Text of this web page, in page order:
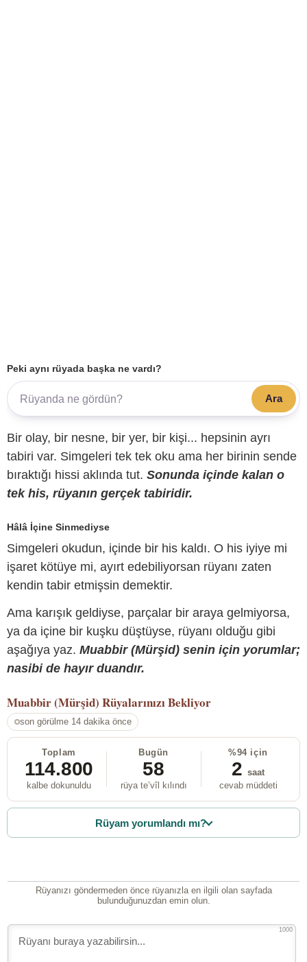
Peki aynı rüyada başka ne vardı?
Ara
Bir olay, bir nesne, bir yer, bir kişi... hepsinin ayrı
tabiri var. Simgeleri tek tek oku ama her birinin sende
bıraktığı hissi aklında tut. Sonunda içinde kalan o
tek his, rüyanın gerçek tabiridir.
Hâlâ İçine Sinmediyse
Simgeleri okudun, içinde bir his kaldı. O his iyiye mi
işaret kötüye mi, ayırt edebiliyorsan rüyanı zaten
kendin tabir etmişsin demektir.
Ama karışık geldiyse, parçalar bir araya gelmiyorsa,
ya da içine bir kuşku düştüyse, rüyanı olduğu gibi
aşağıya yaz. Muabbir (Mürşid) senin için yorumlar;
nasibi de hayır duandır.
Muabbir (Mürşid) Rüyalarınızı Bekliyor
son görülme 14 dakika önce
Toplam
114.800
kalbe dokunuldu
Bugün
58
rüya te’vîl kılındı
%94 için
2 saat
cevab müddeti
Rüyam yorumlandı mı?
Rüyanızı göndermeden önce rüyanızla en ilgili olan sayfada
bulunduğunuzdan emin olun.
1000